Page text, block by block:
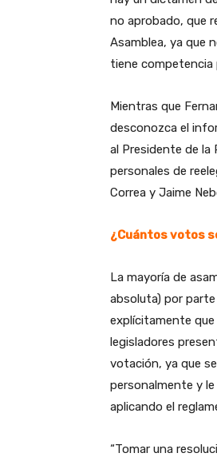
no aprobado, que
Asamblea, ya que
tiene competencia
Mientras que
desconozca el
al Presidente de la
personales de
Correa y Jaime
¿Cuántos votos
La mayoría de
absoluta) por
explícitamente que
legisladores
votación, ya que
personalmente y
aplicando el
“Tomar una